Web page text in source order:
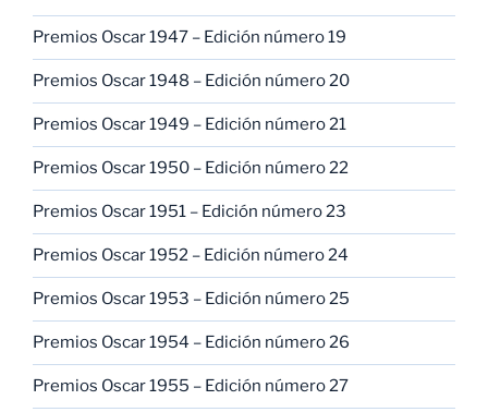
Premios Oscar 1947 – Edición número 19
Premios Oscar 1948 – Edición número 20
Premios Oscar 1949 – Edición número 21
Premios Oscar 1950 – Edición número 22
Premios Oscar 1951 – Edición número 23
Premios Oscar 1952 – Edición número 24
Premios Oscar 1953 – Edición número 25
Premios Oscar 1954 – Edición número 26
Premios Oscar 1955 – Edición número 27